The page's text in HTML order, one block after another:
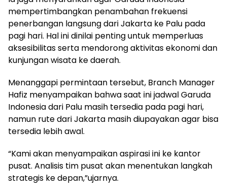
mempertimbangkan penambahan frekuensi
penerbangan langsung dari Jakarta ke Palu pada
pagi hari. Hal ini dinilai penting untuk memperluas
aksesibilitas serta mendorong aktivitas ekonomi dan
kunjungan wisata ke daerah.
Menanggapi permintaan tersebut, Branch Manager
Hafiz menyampaikan bahwa saat ini jadwal Garuda
Indonesia dari Palu masih tersedia pada pagi hari,
namun rute dari Jakarta masih diupayakan agar bisa
tersedia lebih awal.
“Kami akan menyampaikan aspirasi ini ke kantor
pusat. Analisis tim pusat akan menentukan langkah
strategis ke depan,”ujarnya.